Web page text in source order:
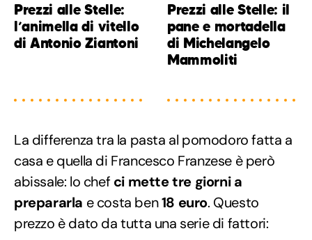
Prezzi alle Stelle:
l’animella di vitello
di Antonio Ziantoni
Prezzi alle Stelle: il
pane e mortadella
di Michelangelo
Mammoliti
La differenza tra la pasta al pomodoro fatta a
casa e quella di Francesco Franzese è però
abissale: lo chef ci mette tre giorni a
prepararla e costa ben18 euro. Questo
prezzo è dato da tutta una serie di fattori: